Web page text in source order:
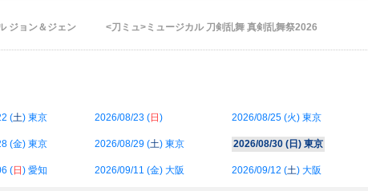
ジョン＆ジェン <刀ミュ>ミュージカル 刀剣乱舞 真剣乱舞祭2026
(土) 東京 2026/08/23 (日 ) 2026/08/25 (火) 東京
(金) 東京 2026/08/29 (土) 東京 2026/08/30 ( 日 ) 東京
(日 ) 愛知 2026/09/11 (金) 大阪 2026/09/12 (土) 大阪